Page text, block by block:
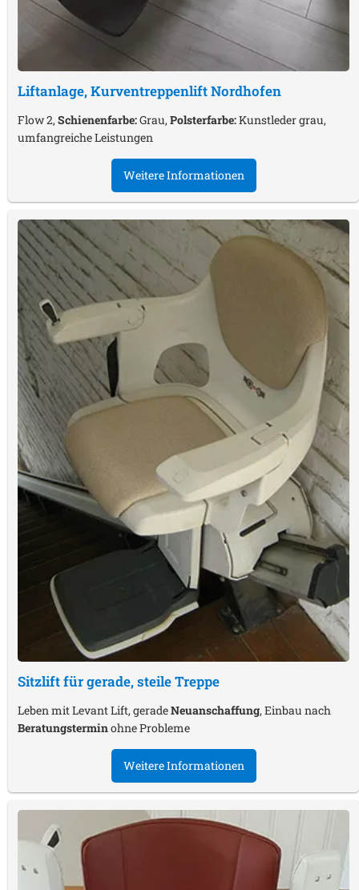
Liftanlage, KurventreppenliftNordhofen
Flow 2,Schienenfarbe:Grau,Polsterfarbe:Kunstleder grau,
umfangreiche Leistungen
Weitere Informationen
Sitzlift für gerade, steile Treppe
Leben mit Levant Lift, geradeNeuanschaffung, Einbau nach
Beratungsterminohne Probleme
Weitere Informationen